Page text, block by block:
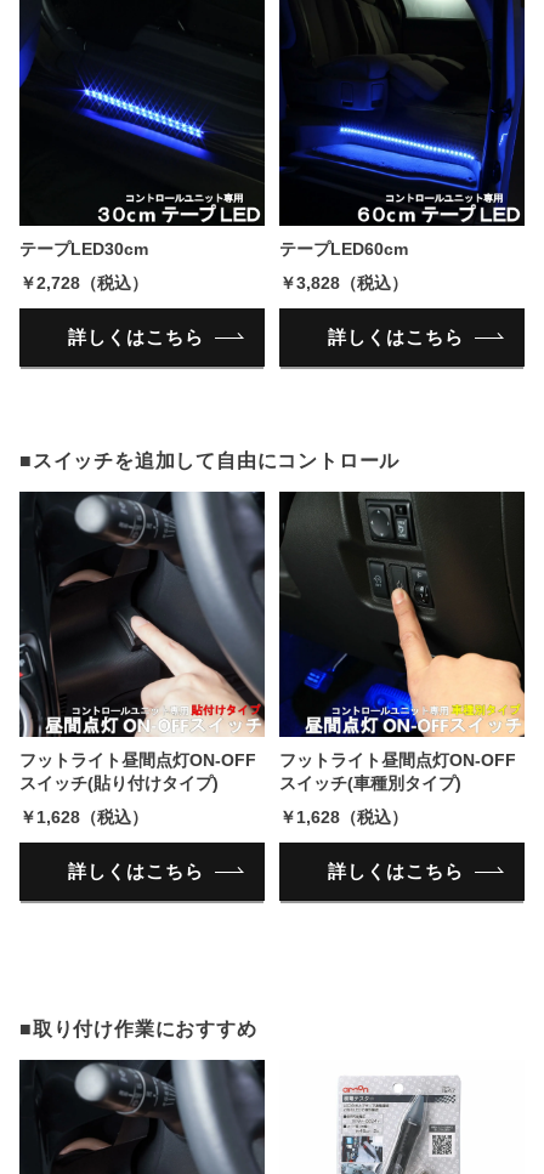
テープLED30cm
￥2,728（税込）
詳しくはこちら
テープLED60cm
￥3,828（税込）
詳しくはこちら
■スイッチを追加して自由にコントロール
フットライト昼間点灯ON-OFF
スイッチ(貼り付けタイプ)
￥1,628（税込）
詳しくはこちら
フットライト昼間点灯ON-OFF
スイッチ(車種別タイプ)
￥1,628（税込）
詳しくはこちら
■取り付け作業におすすめ